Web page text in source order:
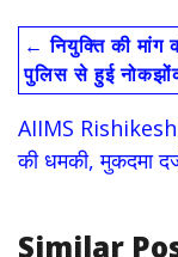
e
b
o
o
k
to
d
o
n
l
← नियुक्ति की मांग
पुलिस से हुई
AIIMS Rishikesh
की धमकी, मुकदमा
Similar